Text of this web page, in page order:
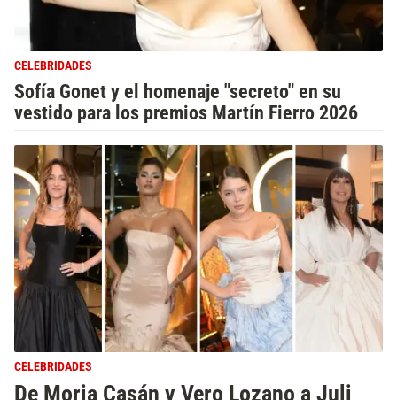
CELEBRIDADES
Sofía Gonet y el homenaje "secreto" en su
vestido para los premios Martín Fierro 2026
CELEBRIDADES
De Moria Casán y Vero Lozano a Juli